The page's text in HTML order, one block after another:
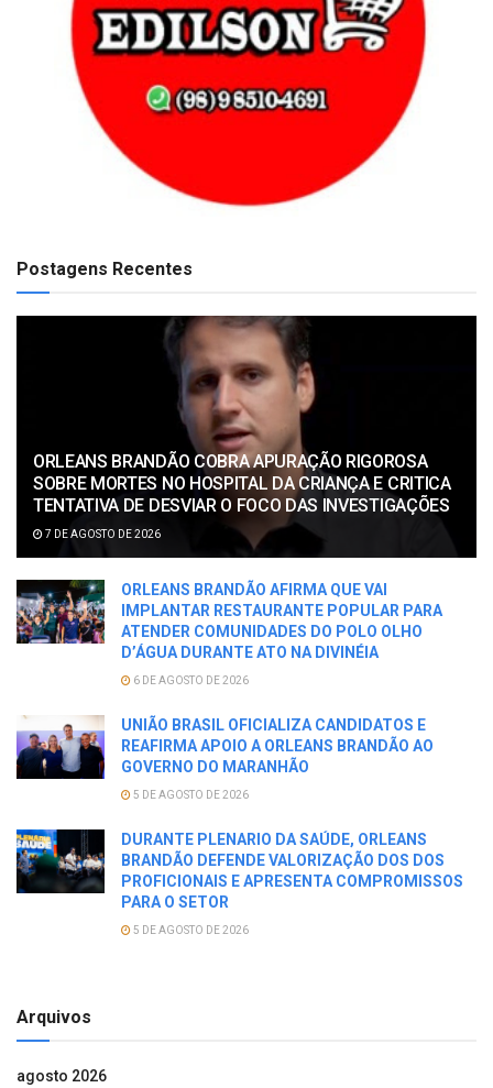
Postagens Recentes
ORLEANS BRANDÃO COBRA APURAÇÃO RIGOROSA
SOBRE MORTES NO HOSPITAL DA CRIANÇA E CRITICA
TENTATIVA DE DESVIAR O FOCO DAS INVESTIGAÇÕES
7 DE AGOSTO DE 2026
ORLEANS BRANDÃO AFIRMA QUE VAI
IMPLANTAR RESTAURANTE POPULAR PARA
ATENDER COMUNIDADES DO POLO OLHO
D’ÁGUA DURANTE ATO NA DIVINÉIA
6 DE AGOSTO DE 2026
UNIÃO BRASIL OFICIALIZA CANDIDATOS E
REAFIRMA APOIO A ORLEANS BRANDÃO AO
GOVERNO DO MARANHÃO
5 DE AGOSTO DE 2026
DURANTE PLENARIO DA SAÚDE, ORLEANS
BRANDÃO DEFENDE VALORIZAÇÃO DOS DOS
PROFICIONAIS E APRESENTA COMPROMISSOS
PARA O SETOR
5 DE AGOSTO DE 2026
Arquivos
agosto 2026